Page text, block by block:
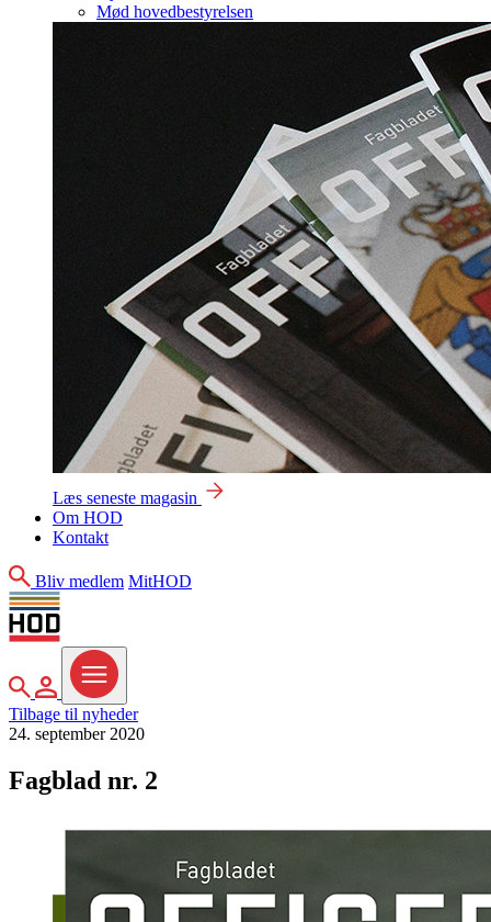
Mød hovedbestyrelsen
Læs seneste magasin
Om HOD
Kontakt
Søg
Bliv medlem MitHOD
MitHOD
Menu
Tilbage til nyheder
24. september 2020
Fagblad nr. 2